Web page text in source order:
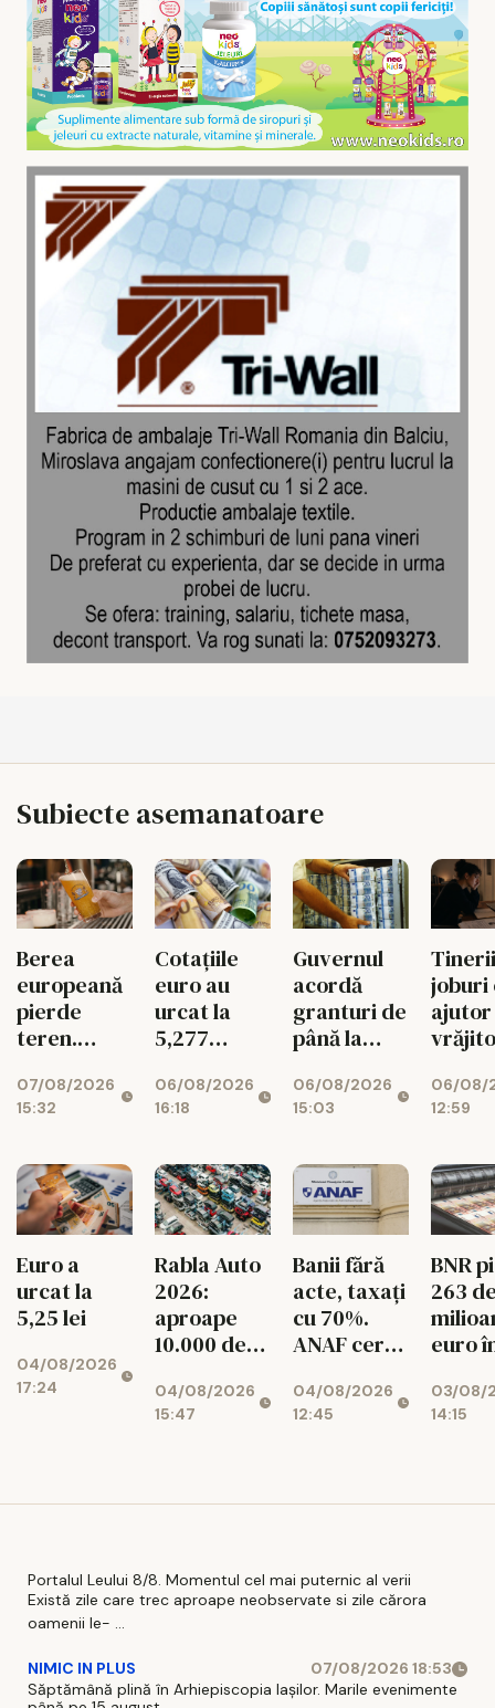
Subiecte asemanatoare
Berea
europeană
pierde
teren.
UE au
scăzut cu
07/08/2026
15:32
Cotațiile
euro au
urcat la
5,277
06/08/2026
16:18
Guvernul
acordă
granturi de
până la
euro
pentru
diaspora
06/08/2026
15:03
joburi
ajutor
06/08/
12:59
Euro a
urcat la
5,25 lei
04/08/2026
17:24
Rabla Auto
2026:
aproape
10.000 de
aprobate
04/08/2026
15:47
Banii fără
acte, taxați
cu 70%.
ANAF cere
milioane de
lei
04/08/2026
12:45
BNR
263
euro
lună!
03/08/
14:15
Portalul Leului 8/8. Momentul cel mai puternic al verii
Există zile care trec aproape neobservate si zile cărora
oamenii le- ...
NIMIC IN PLUS
07/08/2026 18:53
Săptămână plină în Arhiepiscopia Iașilor. Marile evenimente